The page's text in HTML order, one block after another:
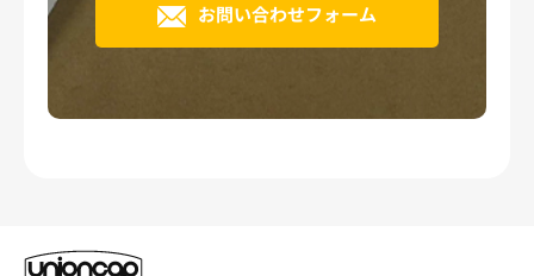
お問い合わせフォーム